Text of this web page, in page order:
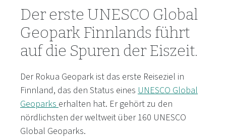
Der erste UNESCO Global
Geopark Finnlands führt
auf die Spuren der Eiszeit.
Der Rokua Geopark ist das erste Reiseziel in
Finnland, das den Status eines UNESCO Global
Geoparks erhalten hat. Er gehört zu den
nördlichsten der weltweit über 160 UNESCO
Global Geoparks.